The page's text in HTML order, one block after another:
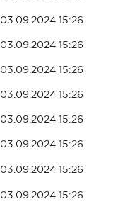
03.09.2024 15:26
03.09.2024 15:26
03.09.2024 15:26
03.09.2024 15:26
03.09.2024 15:26
03.09.2024 15:26
03.09.2024 15:26
03.09.2024 15:26